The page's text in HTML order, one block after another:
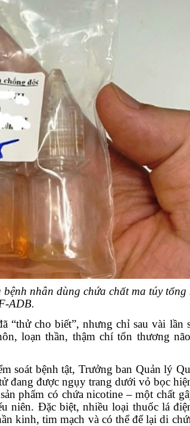
nhân dùng chứa chất ma túy tổng
ADB.
cho biết”, nhưng chỉ sau vài lần
loạn thần, thậm chí tổn thương
soát bệnh tật, Trưởng ban Quản lý
đang được ngụy trang dưới vỏ bọc
phẩm có chứa nicotine – một chất
niên. Đặc biệt, nhiều loại thuốc lá
kinh, tim mạch và có thể để lại di